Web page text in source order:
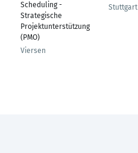
Scheduling -
Strategische
Projektunterstützung
(PMO)
Viersen
Stuttgart